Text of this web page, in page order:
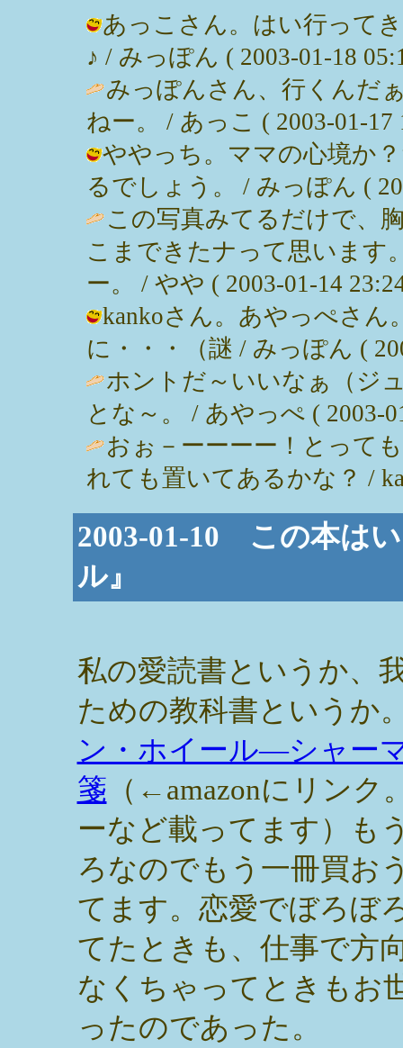
あっこさん。はい行って
♪ / みっぽん ( 2003-01-18
みっぽんさん、行くんだ
ねー。 / あっこ ( 2003-01-17
ややっち。ママの心境か
るでしょう。 / みっぽん (
この写真みてるだけで、
こまできたナって思います
ー。 / やや ( 2003-01-14
kankoさん。あやっぺさん
に・・・（謎 / みっぽん (
ホントだ～いいなぁ（ジ
とな～。 / あやっぺ ( 2003-
おぉ－ーーーー！とって
れても置いてあるかな？ /
2003-01-10 この本は
ル』
私の愛読書というか、
ための教科書というか
ン・ホイール―シャー
箋 （←amazonにリンク
ーなど載ってます）も
ろなのでもう一冊買お
てます。恋愛でぼろぼ
てたときも、仕事で方
なくちゃってときもお
ったのであった。